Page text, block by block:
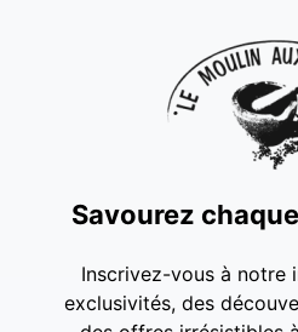
Savourez
Inscrivez-vous à notre
exclusivités, des